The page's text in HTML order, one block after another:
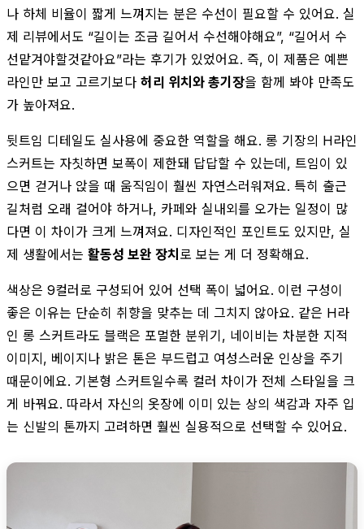
나 하체 비율이 짧게 느껴지는 분은 수선이 필요할 수 있어요. 실
제 리뷰에서도 “길이는 조금 길어서 수선해야해요”, “길어서 수
선맡겨야할것같아요”라는 후기가 있었어요. 즉, 이 제품은 예쁜
라인만 보고 고르기보다 허리 위치와 총기장을 함께 봐야 만족도
가 높아져요.
뒷트임 디테일도 실사용에 중요한 역할을 해요. 롱 기장의 H라인
스커트는 자칫하면 보폭이 제한돼 답답할 수 있는데, 트임이 있
으면 걷거나 앉을 때 움직임이 훨씬 자연스러워져요. 특히 출근
길처럼 오래 걸어야 하거나, 카페와 실내외를 오가는 일정이 많
다면 이 차이가 크게 느껴져요. 디자인적인 포인트도 있지만, 실
제 생활에서는 활동성 보완 장치로 보는 게 더 정확해요.
색상은 9컬러로 구성되어 있어 선택 폭이 넓어요. 이런 구성이
좋은 이유는 단순히 취향을 맞추는 데 그치지 않아요. 같은 H라
인 롱 스커트라도 블랙은 포멀한 분위기, 네이비는 차분한 지적
이미지, 베이지나 밝은 톤은 부드럽고 여성스러운 인상을 주기
때문이에요. 기본형 스커트일수록 컬러 차이가 전체 스타일을 크
게 바꿔요. 따라서 자신의 옷장에 이미 있는 상의 색감과 자주 입
는 신발의 톤까지 고려하면 훨씬 실용적으로 선택할 수 있어요.